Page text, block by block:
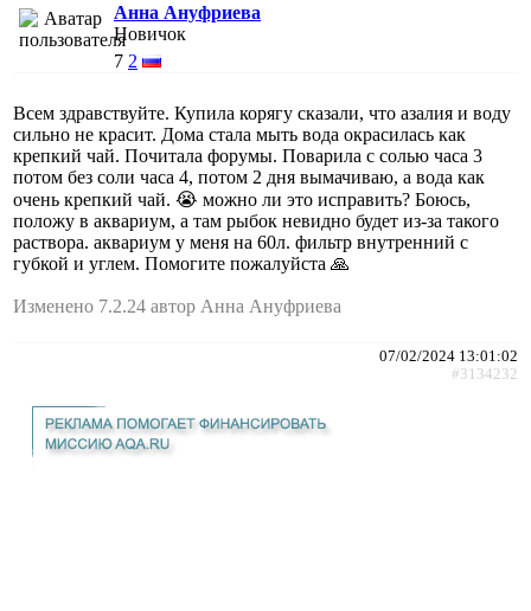
Анна Ануфриева
Новичок
7 2
Всем здравствуйте. Купила корягу сказали, что азалия и воду
сильно не красит. Дома стала мыть вода окрасилась как
крепкий чай. Почитала форумы. Поварила с солью часа 3
потом без соли часа 4, потом 2 дня вымачиваю, а вода как
очень крепкий чай. 😭 можно ли это исправить? Боюсь,
положу в аквариум, а там рыбок невидно будет из-за такого
раствора. аквариум у меня на 60л. фильтр внутренний с
губкой и углем. Помогите пожалуйста 🙏
Изменено 7.2.24 автор Анна Ануфриева
07/02/2024 13:01:02
#3134232